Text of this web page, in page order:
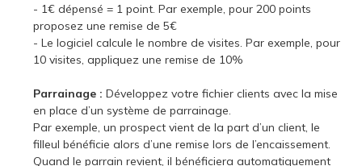
- 1€ dépensé = 1 point. Par exemple, pour 200 points
proposez une remise de 5€
- Le logiciel calcule le nombre de visites. Par exemple, pour
10 visites, appliquez une remise de 10%
Parrainage :Développez votre fichier clients avec la mise
en place d’un système de parrainage.
Par exemple, un prospect vient de la part d’un client, le
filleul bénéficie alors d’une remise lors de l’encaissement.
Quand le parrain revient, il bénéficiera automatiquement